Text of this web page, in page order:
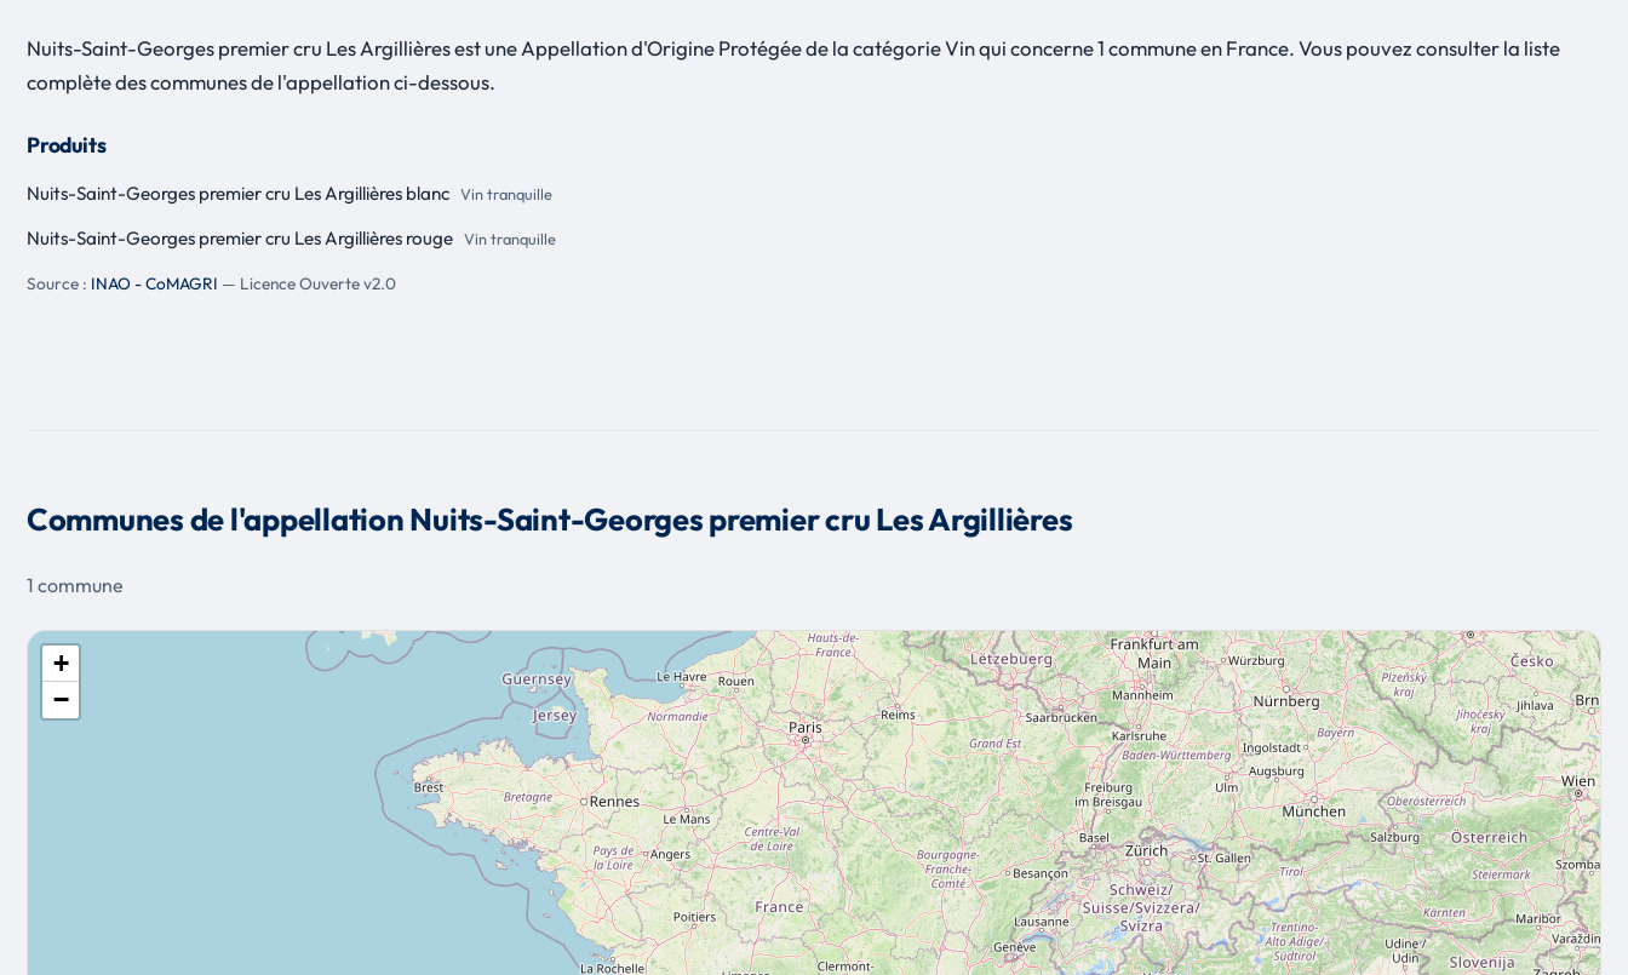
Nuits-Saint-Georges premier cru Les Argillières est une Appellation d'Origine Protégée de la catégorie Vin qui concerne 1 commune en France. Vous pouvez consulter la liste
complète des communes de l'appellation ci-dessous.
Produits
Nuits-Saint-Georges premier cru Les Argillières blanc Vin tranquille
Nuits-Saint-Georges premier cru Les Argillières rouge Vin tranquille
Source : INAO - CoMAGRI — Licence Ouverte v2.0
Communes de l'appellation Nuits-Saint-Georges premier cru Les Argillières
1 commune
+
−